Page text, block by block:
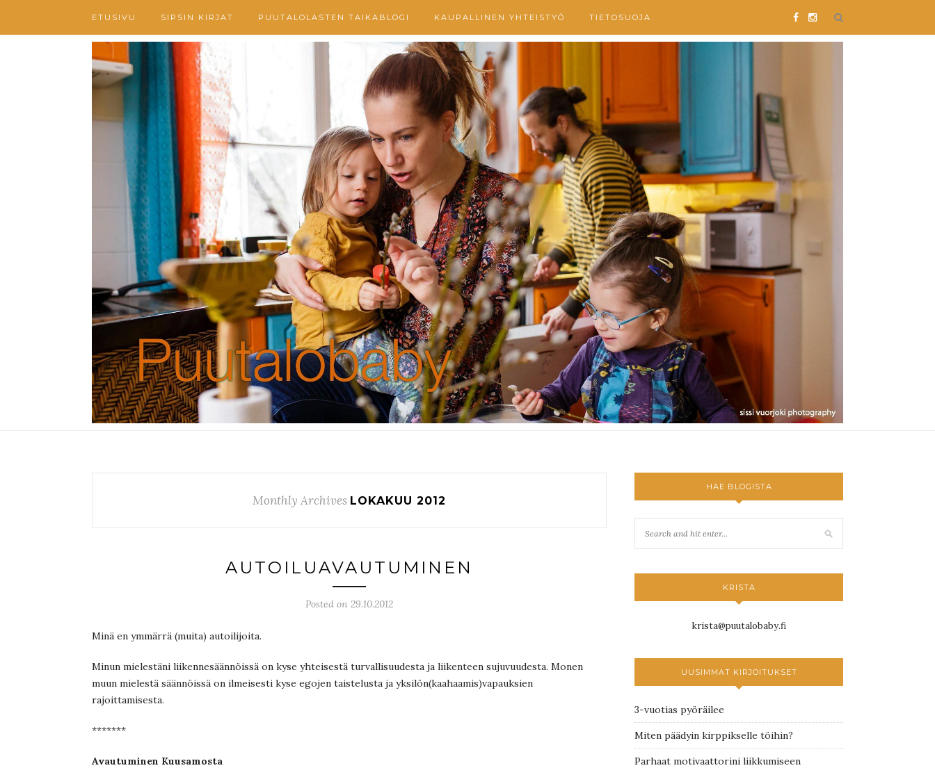
ETUSIVU SIPSIN KIRJAT PUUTALOLASTEN TAIKABLOGI KAUPALLINEN YHTEISTYÖ TIETOSUOJA
Monthly Archives LOKAKUU 2012
AUTOILUAVAUTUMINEN
Posted on 29.10.2012
Minä en ymmärrä (muita) autoilijoita.
Minun mielestäni liikennesäännöissä on kyse yhteisestä turvallisuudesta ja liikenteen sujuvuudesta. Monen
muun mielestä säännöissä on ilmeisesti kyse egojen taistelusta ja yksilön(kaahaamis)vapauksien
rajoittamisesta.
*******
Avautuminen Kuusamosta
HAE BLOGISTA
KRISTA
krista@puutalobaby.fi
UUSIMMAT KIRJOITUKSET
3-vuotias pyöräilee
Miten päädyin kirppikselle töihin?
Parhaat motivaattorini liikkumiseen